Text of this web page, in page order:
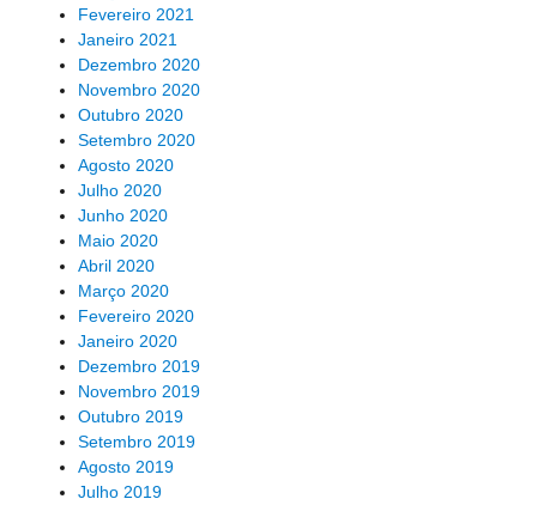
Fevereiro 2021
Janeiro 2021
Dezembro 2020
Novembro 2020
Outubro 2020
Setembro 2020
Agosto 2020
Julho 2020
Junho 2020
Maio 2020
Abril 2020
Março 2020
Fevereiro 2020
Janeiro 2020
Dezembro 2019
Novembro 2019
Outubro 2019
Setembro 2019
Agosto 2019
Julho 2019